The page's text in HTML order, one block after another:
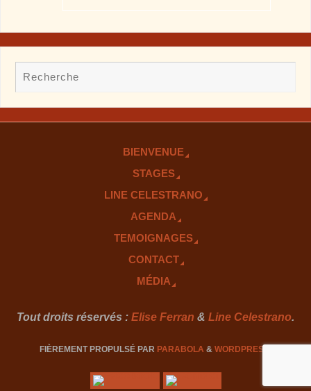
BIENVENUE
STAGES
LINE CELESTRANO
AGENDA
TEMOIGNAGES
CONTACT
MÉDIA
Tout droits réservés : Elise Ferran & Line Celestrano.
FIÈREMENT PROPULSÉ PAR PARABOLA & WORDPRESS.